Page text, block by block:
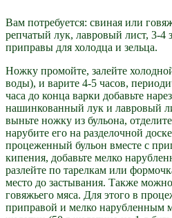
Вам потребуется: свиная или
репчатый лук, лавровый лист, 3-4
приправы для холодца и зельца.
Ножку промойте, залейте
воды), и варите 4-5 часов,
часа до конца варки добавьте
нашинкованный лук и лавровый
выньте ножку из бульона,
нарубите его на разделочной
процеженный бульон вместе с
кипения, добавьте мелко
разлейте по тарелкам или
место до застывания. Также
говяжьего мяса. Для этого в
приправой и мелко нарубленным